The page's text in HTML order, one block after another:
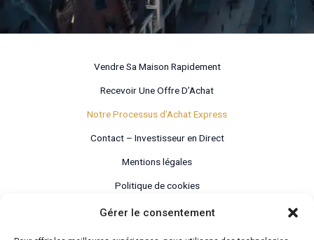
Gérer le consentement
Vendre Sa Maison Rapidement
Recevoir Une Offre D’Achat
Notre Processus d’Achat Express
Contact – Investisseur en Direct
Mentions légales
Politique de cookies
Déclaration de confidentialité